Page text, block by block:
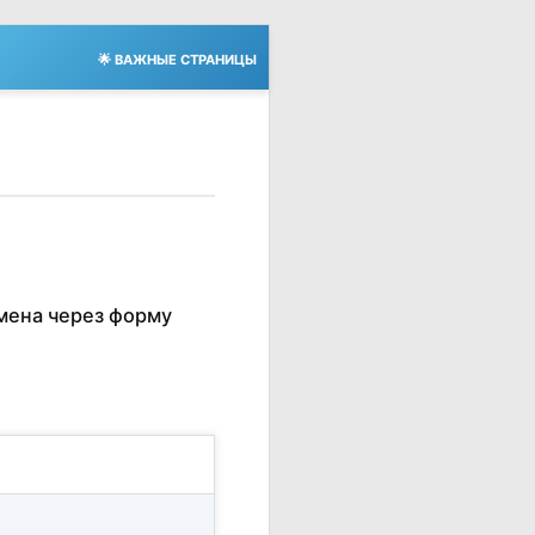
🌟 ВАЖНЫЕ СТРАНИЦЫ
через форму